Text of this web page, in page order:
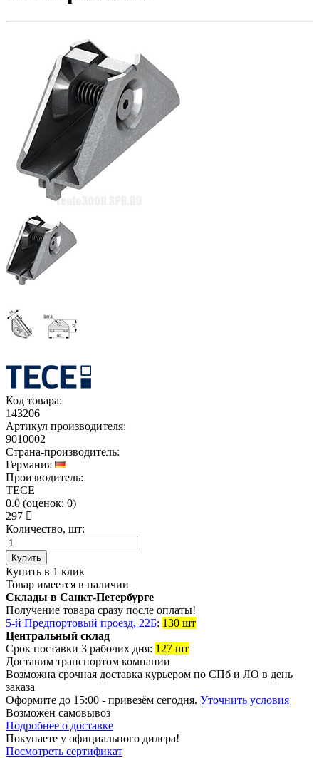
Код товара:
143206
Артикул производителя:
9010002
Страна-производитель:
Германия
Производитель:
TECE
0.0 (оценок: 0)
297
Количество, шт:
Купить
Купить в 1 клик
Товар имеется в наличии
Склады в Санкт-Петербурге
Получение товара сразу после оплаты!
5-й Предпортовый проезд, 22Б: 130 шт
Центральный склад
Срок поставки 3 рабочих дня: 127 шт
Доставим транспортом компании
Возможна срочная доставка курьером по СПб и ЛО в день
заказа
Оформите до 15:00 - привезём сегодня. Уточнить условия
Возможен самовывоз
Подробнее о доставке
Покупаете у официального дилера!
Посмотреть сертификат